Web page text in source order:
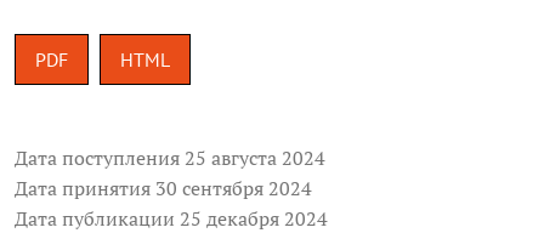
PDF HTML
Дата поступления 25 августа 2024
Дата принятия 30 сентября 2024
Дата публикации 25 декабря 2024